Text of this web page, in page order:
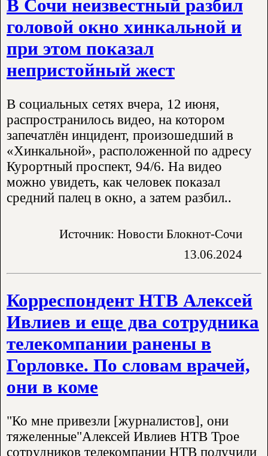
В Сочи неизвестный разбил
головой окно хинкальной и
при этом показал
непристойный жест
В социальных сетях вчера, 12 июня,
распространилось видео, на котором
запечатлён инцидент, произошедший в
«Хинкальной», расположенной по адресу
Курортный проспект, 94/6. На видео
можно увидеть, как человек показал
средний палец в окно, а затем разбил..
Источник: Новости Блокнот-Сочи
13.06.2024
Корреспондент НТВ Алексей
Ивлиев и еще два сотрудника
телекомпании ранены в
Горловке. По словам врачей,
они в коме
"Ко мне привезли [журналистов], они
тяжеленные"Алексей Ивлиев НТВ Трое
сотрудников телекомпании НТВ получили